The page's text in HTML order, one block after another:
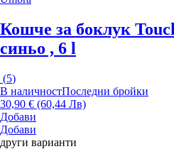
Кошче за боклук
синьо , 6 l
(5)
В наличностПоследни бройки
30,90 € (60,44 Лв)
Добави
Добави
други варианти